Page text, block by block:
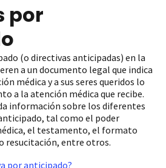
por
(o directivas anticipadas) en la
a un documento legal que indica
médica y a sus seres queridos lo
a la atención médica que recibe.
información sobre los diferentes
tal como el poder
el testamento, el formato
resucitación, entre otros.
por anticipado?